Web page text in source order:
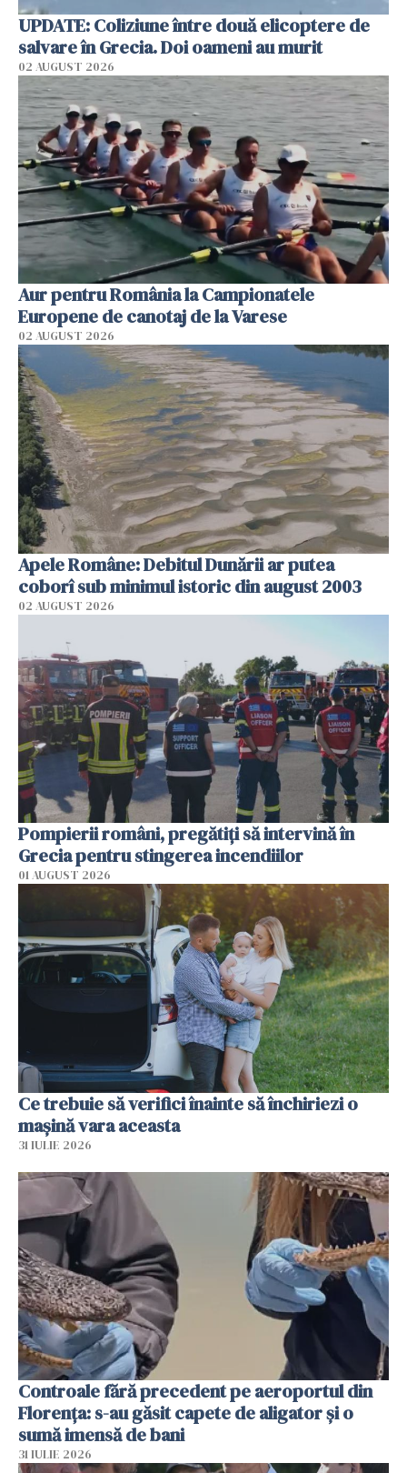
UPDATE: Coliziune între două elicoptere de
salvare în Grecia. Doi oameni au murit
02 AUGUST 2026
Aur pentru România la Campionatele
Europene de canotaj de la Varese
02 AUGUST 2026
Apele Române: Debitul Dunării ar putea
coborî sub minimul istoric din august 2003
02 AUGUST 2026
Pompierii români, pregătiţi să intervină în
Grecia pentru stingerea incendiilor
01 AUGUST 2026
Ce trebuie să verifici înainte să închiriezi o
mașină vara aceasta
31 IULIE 2026
Controale fără precedent pe aeroportul din
Florența: s-au găsit capete de aligator și o
sumă imensă de bani
31 IULIE 2026